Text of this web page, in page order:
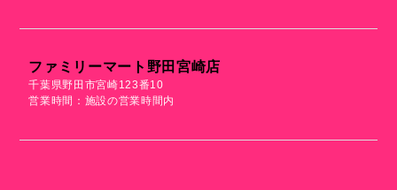
ファミリーマート野田宮崎店
千葉県野田市宮崎123番10
営業時間：施設の営業時間内